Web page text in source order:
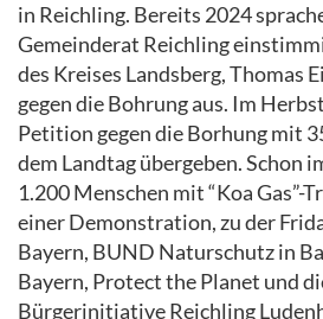
in Reichling. Bereits 2024
Gemeinderat Reichling
des Kreises Landsberg, Thomas
gegen die Bohrung aus. Im
Petition gegen die Borhung mit
dem Landtag übergeben. Schon
1.200 Menschen mit “Koa Gas”-
einer Demonstration, zu der
Bayern, BUND Naturschutz in
Bayern, Protect the Planet und
Bürgerinitiative Reichling